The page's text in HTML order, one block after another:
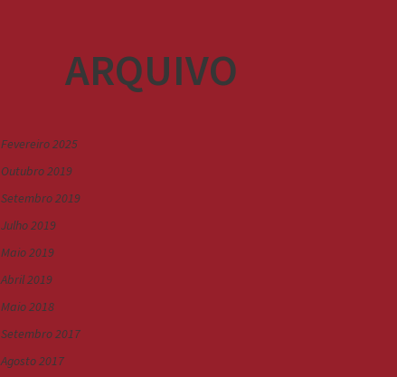
ARQUIVO
Fevereiro 2025
Outubro 2019
Setembro 2019
Julho 2019
Maio 2019
Abril 2019
Maio 2018
Setembro 2017
Agosto 2017